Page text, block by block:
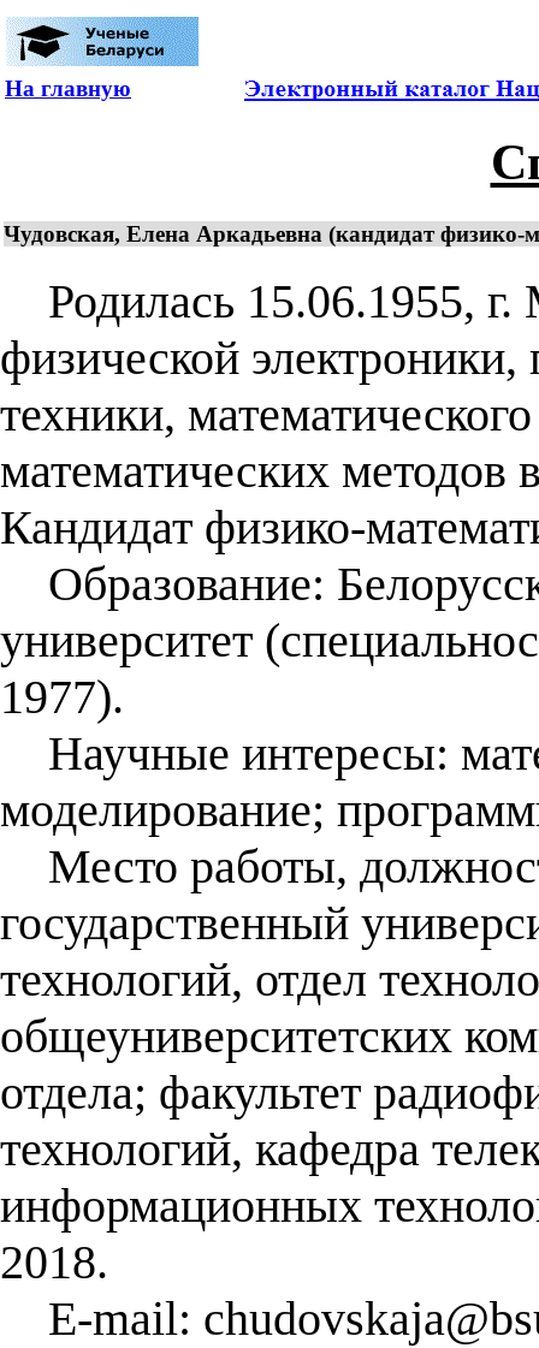
На главную
Чудовская, Елена Аркадьевна (кандидат физико-
Родилась 15.06.1955, г.
физической
техники,
математических методов
Кандидат физико-
Образование:
университет
1977).
Научные интересы:
моделирование;
Место работы,
государственный
технологий, отдел
общеуниверситетских
отдела; факультет
технологий, кафедра
информационных
2018.
E-mail: